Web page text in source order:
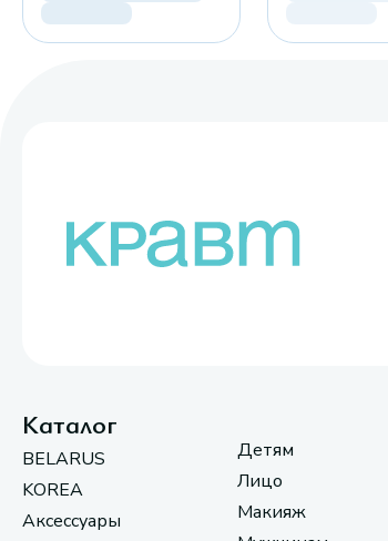
Каталог
BELARUS
KOREA
Аксессуары
Детям
Лицо
Макияж